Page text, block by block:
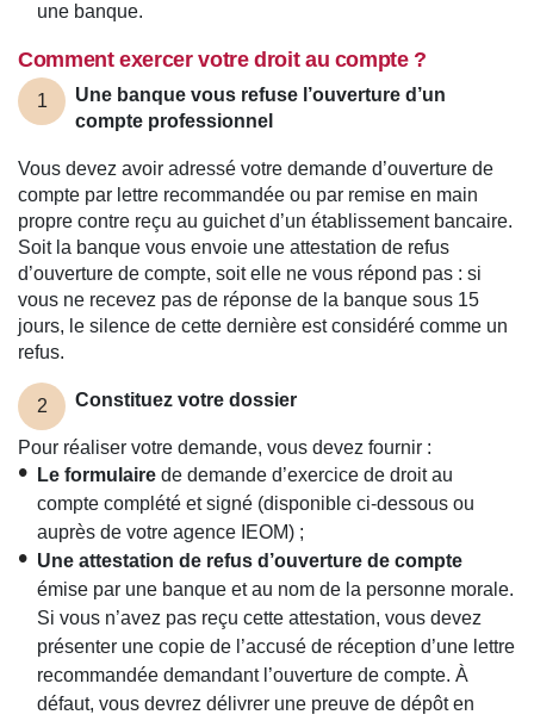
une banque.
Comment exercer votre droit au compte ?
1
Une banque vous refuse l’ouverture d’un
compte professionnel
Vous devez avoir adressé votre demande d’ouverture de
compte par lettre recommandée ou par remise en main
propre contre reçu au guichet d’un établissement bancaire.
Soit la banque vous envoie une attestation de refus
d’ouverture de compte, soit elle ne vous répond pas : si
vous ne recevez pas de réponse de la banque sous 15
jours, le silence de cette dernière est considéré comme un
refus.
2 Constituez votre dossier
Pour réaliser votre demande, vous devez fournir :
Le formulaire de demande d’exercice de droit au
compte complété et signé (disponible ci-dessous ou
auprès de votre agence IEOM) ;
Une attestation de refus d’ouverture de compte
émise par une banque et au nom de la personne morale.
Si vous n’avez pas reçu cette attestation, vous devez
présenter une copie de l’accusé de réception d’une lettre
recommandée demandant l’ouverture de compte. À
défaut, vous devrez délivrer une preuve de dépôt en